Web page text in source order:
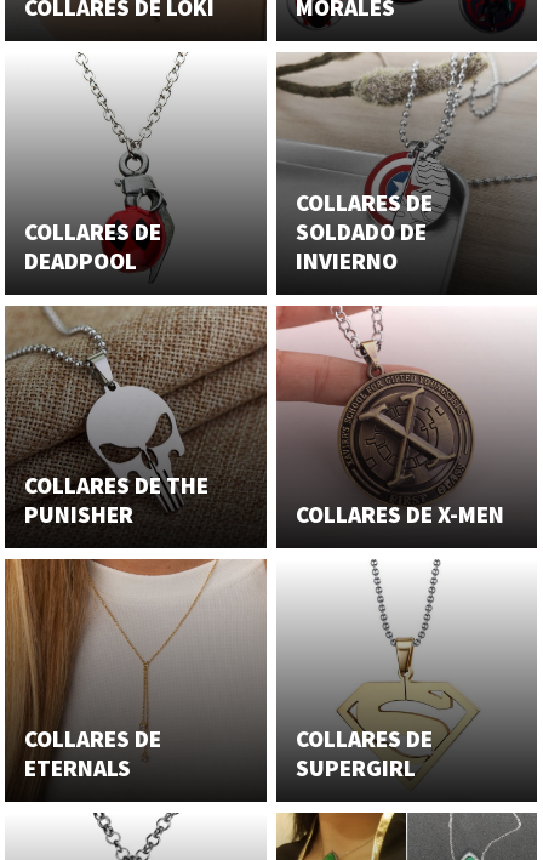
COLLARES DE LOKI
MORALES
COLLARES DE
DEADPOOL
COLLARES DE
SOLDADO DE
INVIERNO
COLLARES DE THE
PUNISHER
COLLARES DE X-MEN
COLLARES DE
ETERNALS
COLLARES DE
SUPERGIRL